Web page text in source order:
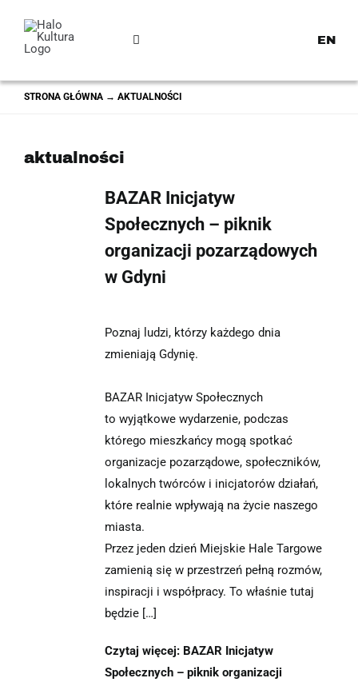
zawartości
Toggle
EN
STRONA GŁÓWNA→ AKTUALNOŚCI
aktualności
BAZAR Inicjatyw
Społecznych – piknik
organizacji pozarządowych
w Gdyni
Poznaj ludzi, którzy każdego dnia
zmieniają Gdynię.
BAZAR Inicjatyw Społecznych
to wyjątkowe wydarzenie, podczas
którego mieszkańcy mogą spotkać
organizacje pozarządowe, społeczników,
lokalnych twórców i inicjatorów działań,
które realnie wpływają na życie naszego
miasta.
Przez jeden dzień Miejskie Hale Targowe
zamienią się w przestrzeń pełną rozmów,
inspiracji i współpracy. To właśnie tutaj
będzie […]
Czytaj więcej: BAZAR Inicjatyw
Społecznych – piknik organizacji